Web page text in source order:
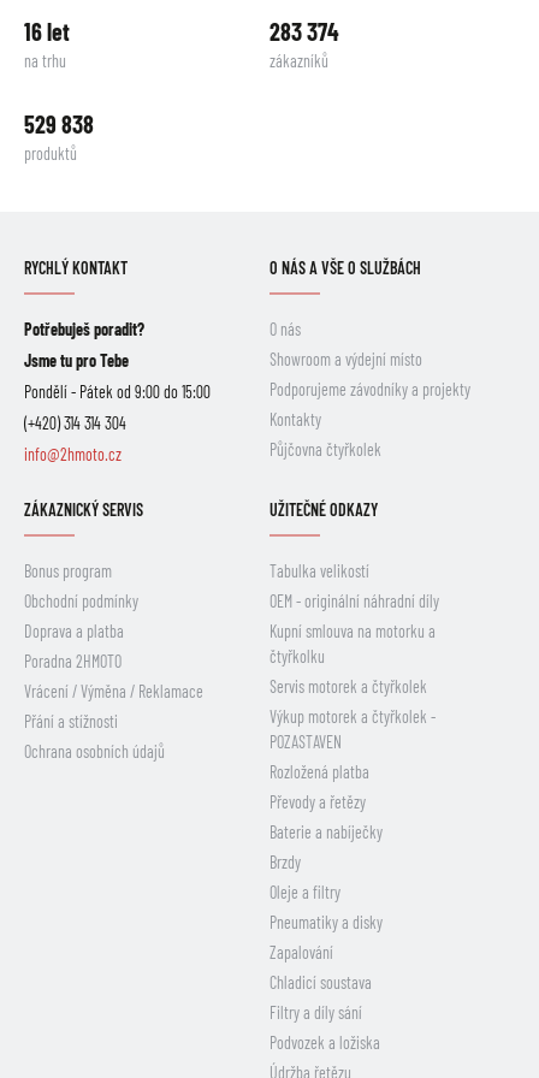
16 let
na trhu
283 374
zákazníků
529 838
produktů
RYCHLÝ KONTAKT
Potřebuješ poradit?
Jsme tu pro Tebe
Pondělí - Pátek od 9:00 do 15:00
(+420) 314 314 304
info@2hmoto.cz
O NÁS A VŠE O SLUŽBÁCH
O nás
Showroom a výdejní místo
Podporujeme závodníky a projekty
Kontakty
Půjčovna čtyřkolek
ZÁKAZNICKÝ SERVIS
Bonus program
Obchodní podmínky
Doprava a platba
Poradna 2HMOTO
Vrácení / Výměna / Reklamace
Přání a stížnosti
Ochrana osobních údajů
UŽITEČNÉ ODKAZY
Tabulka velikostí
OEM - originální náhradní díly
Kupní smlouva na motorku a
čtyřkolku
Servis motorek a čtyřkolek
Výkup motorek a čtyřkolek -
POZASTAVEN
Rozložená platba
Převody a řetězy
Baterie a nabíječky
Brzdy
Oleje a filtry
Pneumatiky a disky
Zapalování
Chladicí soustava
Filtry a díly sání
Podvozek a ložiska
Údržba řetězu